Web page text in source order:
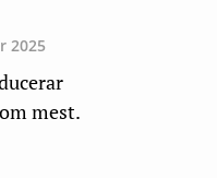
2025
mest.